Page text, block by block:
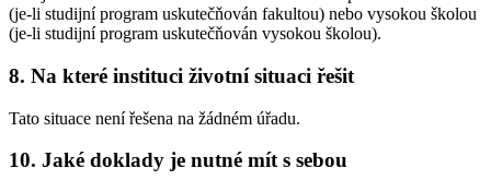
(je-li studijní program uskutečňován fakultou) nebo vysokou školou
(je-li studijní program uskutečňován vysokou školou).
8. Na které instituci životní situaci řešit
Tato situace není řešena na žádném úřadu.
10. Jaké doklady je nutné mít s sebou